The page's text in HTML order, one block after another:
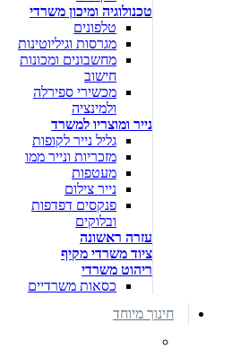
טכנולוגיה ומיכון משרדי
טלפונים
מגרסות וגיליוטינות
מחשבונים ומכונות
חישוב
מכשירי ספירלה
ולמינציה
נייר ומוצריו למשרד
גליל נייר לקופות
מזכריות ונייר ממו
מעטפות
נייר צילום
פנקסים דפדפות
ובלוקים
עזרה ראשונה
ציוד משרדי מקיף
ריהוט משרדי
כסאות משרדיים
חינוך מיוחד